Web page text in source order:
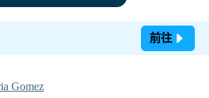
前往
Gomez